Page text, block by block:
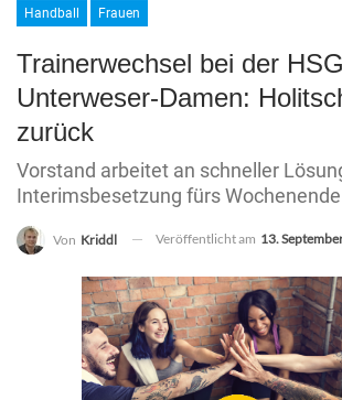
Handball Frauen
Trainerwechsel bei der HSG
Unterweser-Damen:
zurück
Vorstand arbeitet an schneller
Interimsbesetzung fürs
Von Kriddl Veröffentlicht am 13.